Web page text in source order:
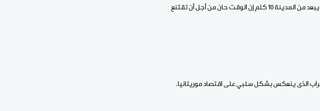
وقال قادة المركزيات النقابية في تجمع جماهيري في الحي العمالي الذى يبعد من المدينة 10 كلم إن الوقت حان من أجل أن تقتنع
الذى ينعكس بشكل سلبي على اقتصاد موريتانيا.